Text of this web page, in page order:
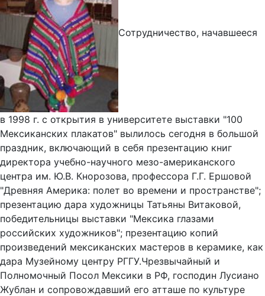
Сотрудничество, начавшееся
в 1998 г. с открытия в университете выставки "100
Мексиканских плакатов" вылилось сегодня в большой
праздник, включающий в себя презентацию книг
директора учебно-научного мезо-американского
центра им. Ю.В. Кнорозова, профессора Г.Г. Ершовой
"Древняя Америка: полет во времени и пространстве";
презентацию дара художницы Татьяны Витаковой,
победительницы выставки "Мексика глазами
российских художников"; презентацию копий
произведений мексиканских мастеров в керамике, как
дара Музейному центру РГГУ.Чрезвычайный и
Полномочный Посол Мексики в РФ, господин Лусиано
Жублан и сопровождавший его атташе по культуре